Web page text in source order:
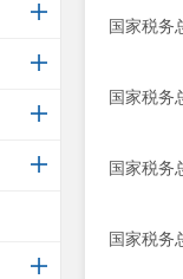
国家税务
国家税务
国家税务
国家税务